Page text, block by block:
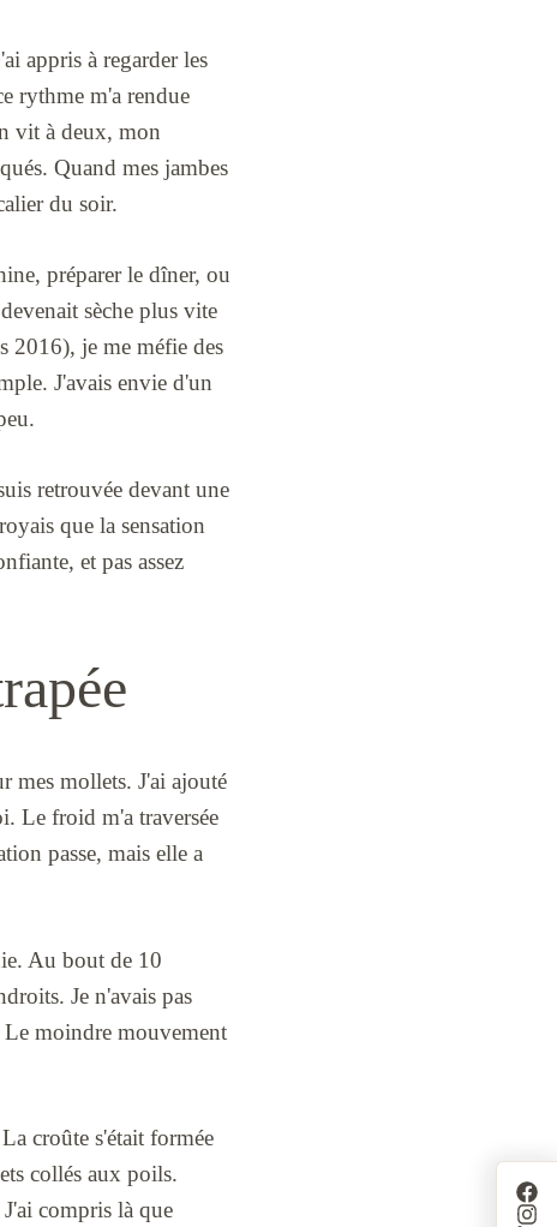
appris à regarder les
rythme m'a rendue
vit à deux, mon
Quand mes jambes
du soir.
préparer le dîner, ou
sèche plus vite
2016), je me méfie des
J'avais envie d'un
retrouvée devant une
que la sensation
et pas assez
mes mollets. J'ai ajouté
Le froid m'a traversée
passe, mais elle a
Au bout de 10
Je n'avais pas
Le moindre mouvement
croûte s'était formée
collés aux poils.
compris là que